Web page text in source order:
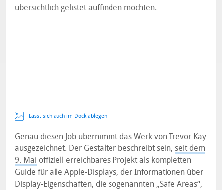
übersichtlich gelistet auffinden möchten.
Lässt sich auch im Dock ablegen
Genau diesen Job übernimmt das Werk von Trevor Kay
ausgezeichnet. Der Gestalter beschreibt sein,seit dem
9. Mai offiziell erreichbares Projekt als kompletten
Guide für alle Apple-Displays, der Informationen über
Display-Eigenschaften, die sogenannten „Safe Areas“,